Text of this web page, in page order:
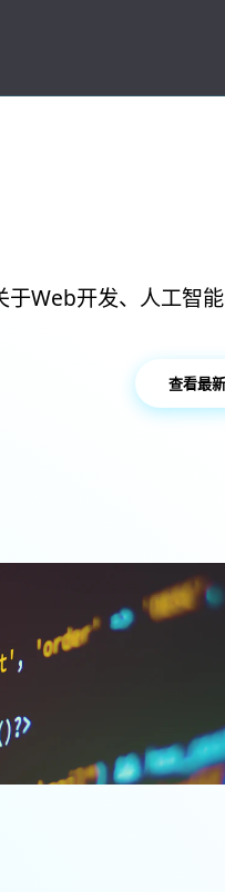
于Web开发、人工智
查看最